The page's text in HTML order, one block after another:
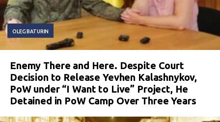
OLEG BATURIN
Enemy There and Here. Despite Court
Decision to Release Yevhen Kalashnykov,
PoW under “I Want to Live” Project, He
Detained in PoW Camp Over Three Years